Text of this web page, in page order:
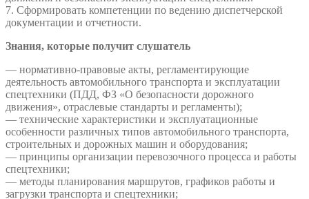
7. Сформировать компетенции по ведению диспетчерской
документации и отчетности.
Знания, которые получит слушатель
— нормативно‑правовые акты, регламентирующие
деятельность автомобильного транспорта и эксплуатации
спецтехники (ПДД, ФЗ «О безопасности дорожного
движения», отраслевые стандарты и регламенты);
— технические характеристики и эксплуатационные
особенности различных типов автомобильного транспорта,
строительных и дорожных машин и оборудования;
— принципы организации перевозочного процесса и работы
спецтехники;
— методы планирования маршрутов, графиков работы и
загрузки транспорта и спецтехники;